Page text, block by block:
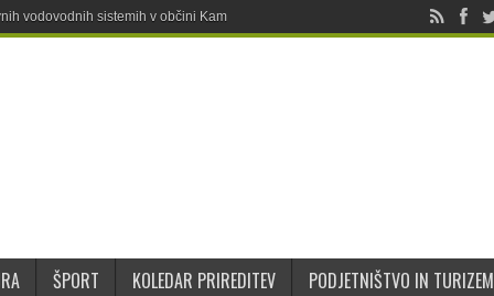
vodovodnih sistemih v občini Kamnik
ŠPORT KOLEDAR PRIREDITEV PODJETNIŠTVO IN TURIZEM